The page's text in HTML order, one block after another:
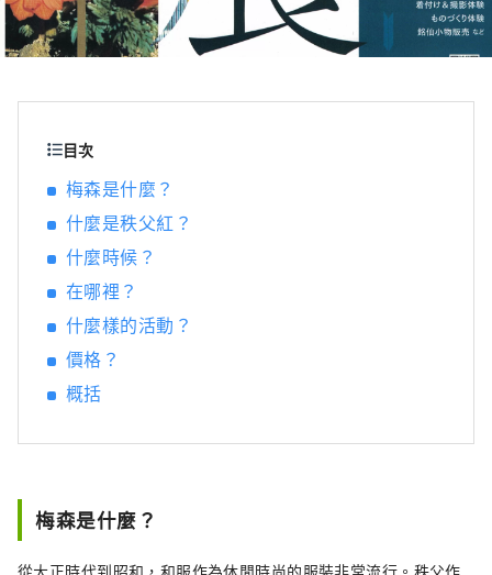
目次
梅森是什麼？
什麼是秩父紅？
什麼時候？
在哪裡？
什麼樣的活動？
價格？
概括
梅森是什麼？